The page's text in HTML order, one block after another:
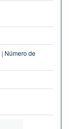
| Número de